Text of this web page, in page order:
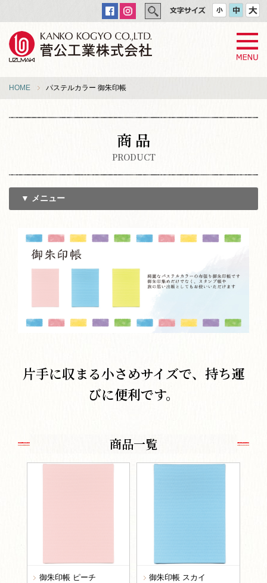
HOME パステルカラー 御朱印帳
商 品
PRODUCT
▼ メニュー
片手に収まる小さめサイズで、持ち運
びに便利です。
商品一覧
御朱印帳 ピーチ 御朱印帳 スカイ